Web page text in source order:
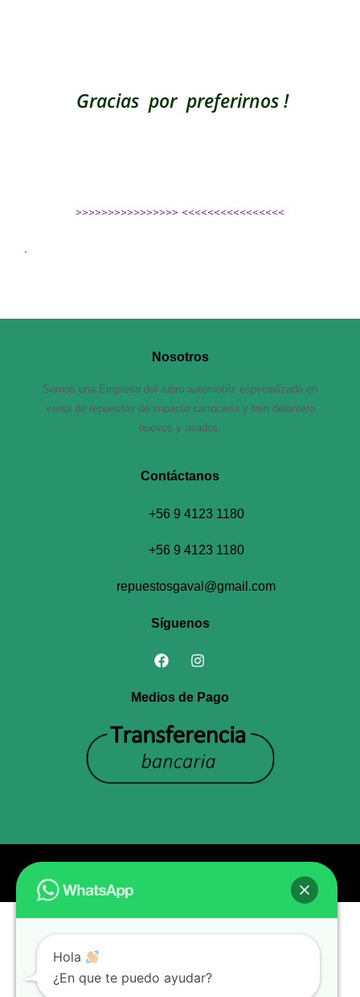
Gracias por preferirnos !
>>>>>>>>>>>>>>>> <<<<<<<<<<<<<<<<
.
Nosotros
Somos una Empresa del rubro automotriz especializada en
venta de repuestos de impacto carrocería y tren delantero
nuevos y usados.
Contáctanos​
+56 9 4123 1180
+56 9 4123 1180
repuestosgaval@gmail.com
Síguenos
Medios de Pago
Hola
¿En que te puedo ayudar?